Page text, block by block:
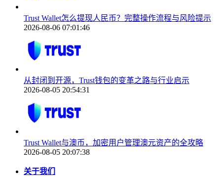
Trust Wallet怎么提现人民币？完整操作流程与风险提示
2026-08-06 07:01:46
从封闭到开源，Trust钱包的变革之路与行业启示
2026-08-05 20:54:31
Trust Wallet与澳币，加密用户管理澳元资产的全攻略
2026-08-05 20:07:38
关于我们